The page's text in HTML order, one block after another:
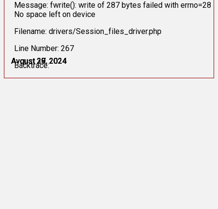
Avqust 27, 2024
Avqust 28, 2024
Avqust 29, 2024
Avqust 29, 2024
Avqust 29, 2024
Avqust 30, 2024
Message: fwrite(): write of 287 bytes failed with errno=28
No space left on device
Filename: drivers/Session_files_driver.php
Line Number: 267
Backtrace: